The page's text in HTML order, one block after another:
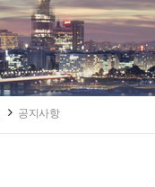
공지사항